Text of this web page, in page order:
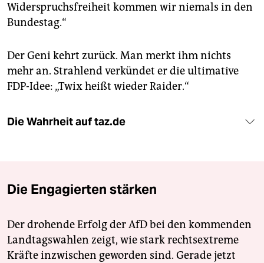
Widerspruchsfreiheit kommen wir niemals in den
Bundestag.“
Der Geni kehrt zurück. Man merkt ihm nichts
mehr an. Strahlend verkündet er die ulti­mative
FDP-Idee: „Twix heißt wieder Raider.“
Die Wahrheit auf taz.de
Die Engagierten stärken
Der drohende Erfolg der AfD bei den kommenden
Landtagswahlen zeigt, wie stark rechtsextreme
Kräfte inzwischen geworden sind. Gerade jetzt